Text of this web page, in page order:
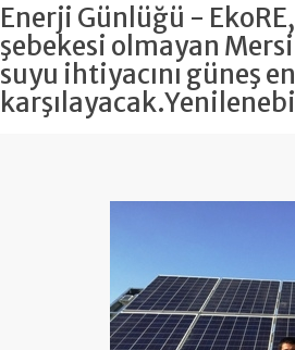
Enerji Günlüğü -
şebekesi olmayan
suyu ihtiyacını güneş